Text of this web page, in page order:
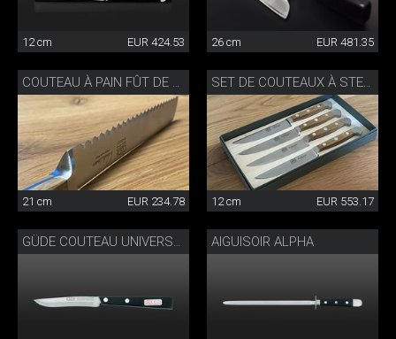
12 cm EUR 424.53 26 cm EUR 481.35
21 cm EUR 234.78 12 cm EUR 553.17
GÜDE COUTEAU UNIVERSEL AIGUISOIR ALPHA